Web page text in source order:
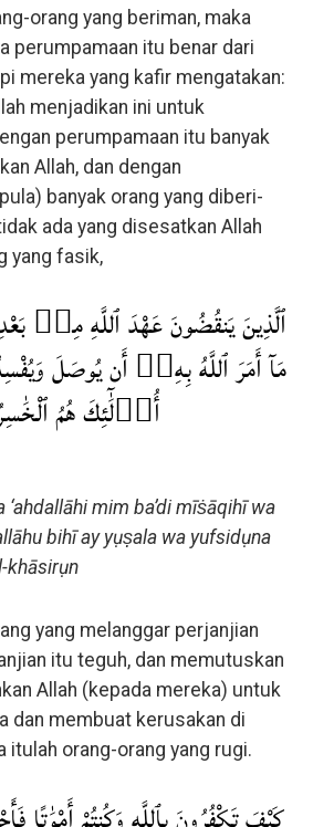
orang yang beriman, maka
perumpamaan itu benar dari
mereka yang kafir mengatakan:
menjadikan ini untuk
perumpamaan itu banyak
Allah, dan dengan
banyak orang yang diberi-
ada yang disesatkan Allah
yang fasik,
ٱلَّذِينَ يَنقُضُونَ عَهْدَ ٱللَّهِ مِنۢ
مَآ أَمَرَ ٱللَّهُ بِهِۦٓ أَن يُوصَلَ
أُو۟لَٰٓئِكَ هُمُ
mim ba’di mīṡāqihī wa
bihī ay yụṣala wa yufsidụna
khāsirụn
yang melanggar perjanjian
itu teguh, dan memutuskan
Allah (kepada mereka) untuk
dan membuat kerusakan di
itulah orang-orang yang rugi.